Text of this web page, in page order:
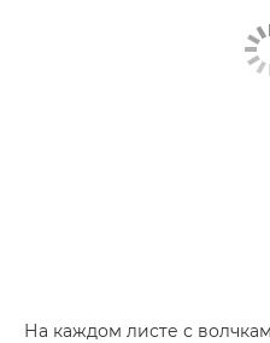
На каждом листе с